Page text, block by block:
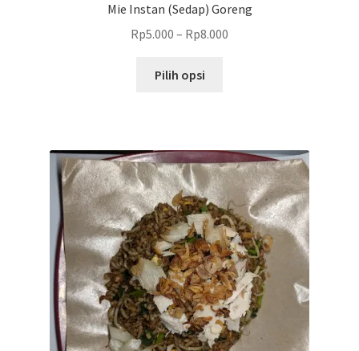
Mie Instan (Sedap) Goreng
Rp5.000 – Rp8.000
Pilih opsi
Pilihan
ini
dapat
diambil
di
halaman
produk